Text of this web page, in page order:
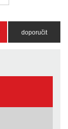
doporučit